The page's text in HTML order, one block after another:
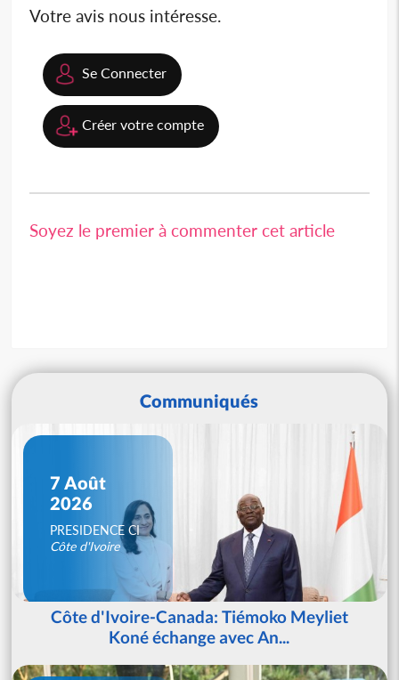
Votre avis nous intéresse.
Se Connecter
Créer votre compte
Soyez le premier à commenter cet article
Communiqués
7 Août
2026
PRESIDENCE CI
Côte d'Ivoire
Côte d'Ivoire-Canada: Tiémoko Meyliet
Koné échange avec An...